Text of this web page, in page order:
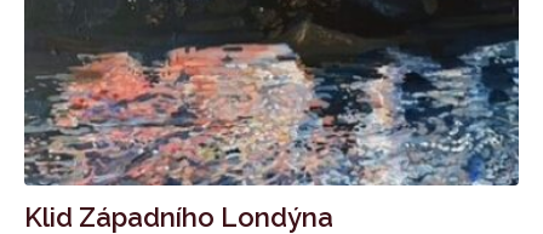
Klid Západního Londýna